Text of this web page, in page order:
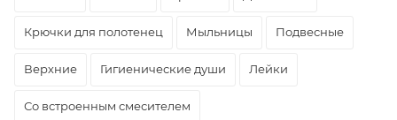
Крючки для полотенец Мыльницы Подвесные
Верхние Гигиенические души Лейки
Со встроенным смесителем